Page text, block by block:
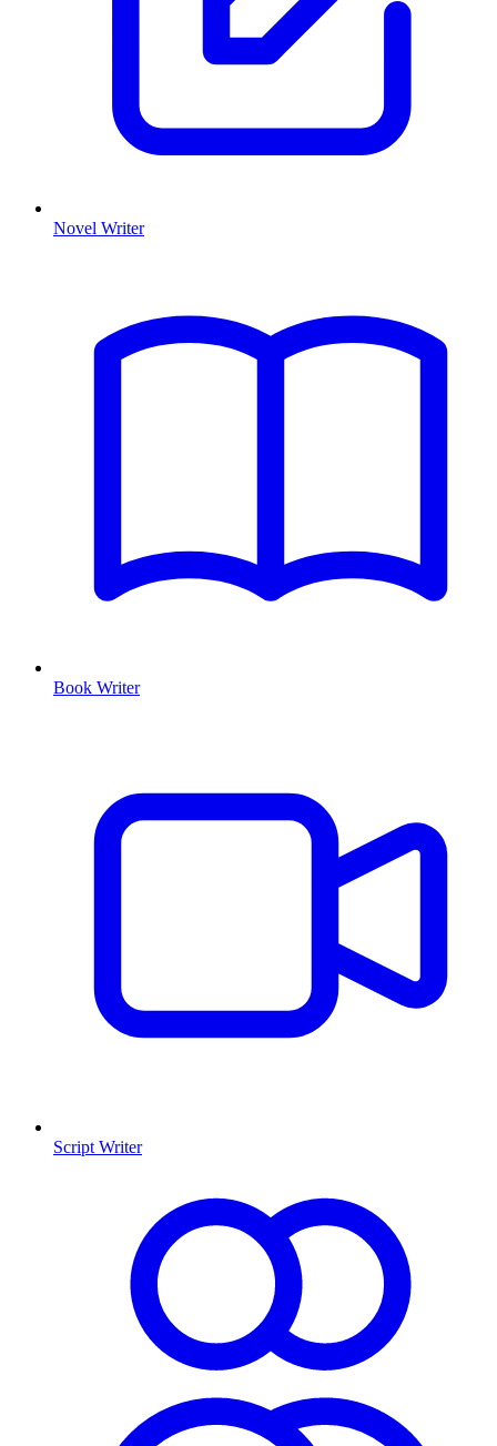
Novel Writer
Book Writer
Script Writer